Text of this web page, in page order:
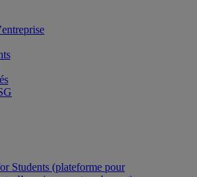
Students (plateforme pour